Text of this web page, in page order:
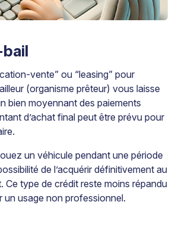
vente” ou “leasing” pour
(organisme prêteur) vous laisse
bien moyennant des paiements
d’achat final peut être prévu pour
un véhicule pendant une période
de l’acquérir définitivement au
Ce type de crédit reste moins répandu
un usage non professionnel.